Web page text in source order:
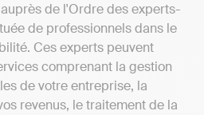
de l'Ordre des experts-
de professionnels dans le
Ces experts peuvent
comprenant la gestion
de votre entreprise, la
revenus, le traitement de la